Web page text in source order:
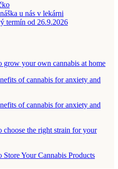
u nás v lekárni
termín od 26.9.2026
grow your own cannabis at home
of cannabis for anxiety and
of cannabis for anxiety and
choose the right strain for your
Store Your Cannabis Products